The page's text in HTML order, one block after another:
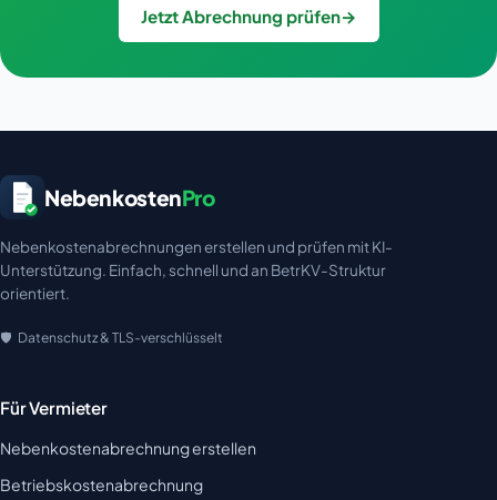
Jetzt Abrechnung prüfen→
NebenkostenPro
Nebenkostenabrechnungen erstellen und prüfen mit KI-
Unterstützung. Einfach, schnell und an BetrKV-Struktur
orientiert.
Datenschutz & TLS-verschlüsselt
Für Vermieter
Nebenkostenabrechnung erstellen
Betriebskostenabrechnung